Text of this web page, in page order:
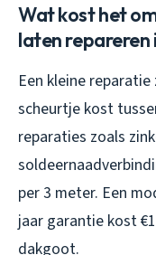
Wat kost het
laten repareren
Een kleine
scheurtje kost
reparaties zoals
per 3 meter. Een
jaar garantie kost
dakgoot.